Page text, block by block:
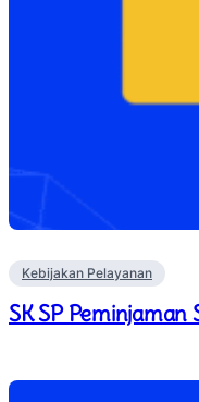
Kebijakan Pelayanan
SK SP Peminjaman